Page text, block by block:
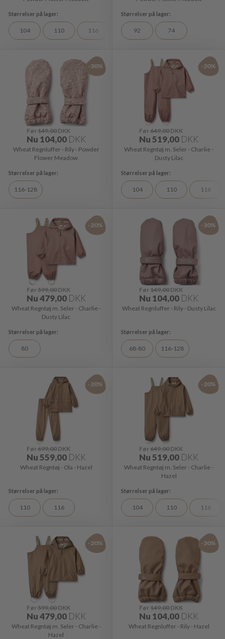
104 110 116 122 128
92 74
-30%
Før149,00DKK
Nu 104,00 DKK
Wheat Regnluffer - Rily - Powder
Flower Meadow
116-128
-20%
Før649,00 DKK
Nu519,00 DKK
Wheat Regntøj m. Seler - Charlie -
Dusty Lilac
104 110 116
-20%
Før599,00DKK
Nu479,00 DKK
Wheat Regntøj m. Seler - Charlie -
Dusty Lilac
80
-30%
Før149,00 DKK
Nu 104,00 DKK
Wheat Regnluffer - Rily - Dusty Lilac
68-80 116-128
-20%
Før699,00DKK
Nu559,00 DKK
Wheat Regntøj - Ola - Hazel
110 116
-20%
Før649,00 DKK
Nu519,00 DKK
Wheat Regntøj m. Seler - Charlie -
Hazel
104 110 116
-20%
Før599,00DKK
Nu479,00 DKK
Wheat Regntøj m. Seler - Charlie -
Hazel
-30%
Før149,00 DKK
Nu 104,00 DKK
Wheat Regnluffer - Rily - Hazel